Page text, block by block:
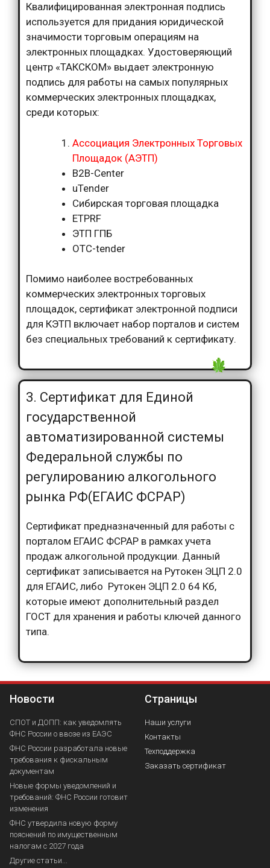
Квалифицированная электронная подпись
используется для придания юридической
значимости торговым операциям на
электронных площадках. Удостоверяющий
центр «ТАКСКОМ» выдает электронную
подпись для работы на самых популярных
коммерческих электронных площадках,
среди которых:
Ассоциация Электронных Торговых
Площадок (АЭТП)
B2B-Center
uTender
Сибирская торговая площадка
ETPRF
ЭТП ГПБ
ОТС-tender
Помимо наиболее востребованных
коммерческих электронных торговых
площадок, сертификат электронной подписи
для КЭТП включает набор порталов и систем
без специальных требований к сертификату.
3. Сертификат для Единой
государственной
автоматизированной системы
Федеральной службы по
регулированию алкогольного
рынка РФ(ЕГАИС ФСРАР)
Сертификат предназначенный для работы с
порталом ЕГАИС ФСРАР в рамках учета
продаж алкогольной продукции. Данный
сертификат записывается на Рутокен ЭЦП 2.0
для ЕГАИС, либо Рутокен ЭЦП 2.0 64 Кб,
которые имеют дополнительный раздел
ГОСТ для хранения и работы ключей данного
типа.
Новости
СПОТ и ДОПП: как уведомлять
ФНС России о ввозе из ЕАЭС
ФНС России разработала новые
требования к фискальным
документам
Новые формы уведомлений и
требований: ФНС России готовит
изменения
ФНС утвердила новую форму
пояснений по имущественным
налогам с 2027 года
Другие статьи...
Страницы
Наши услуги
Контакты
Техподдержка
Заказать сертификат